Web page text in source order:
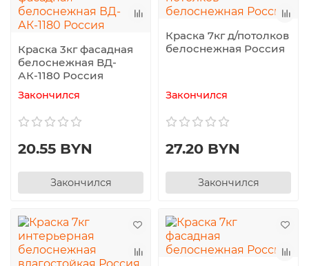
Краска 3кг фасадная
белоснежная ВД-
АК-1180 Россия
Закончился
20.55 BYN
Закончился
Краска 7кг д/потолков
белоснежная Россия
Закончился
27.20 BYN
Закончился